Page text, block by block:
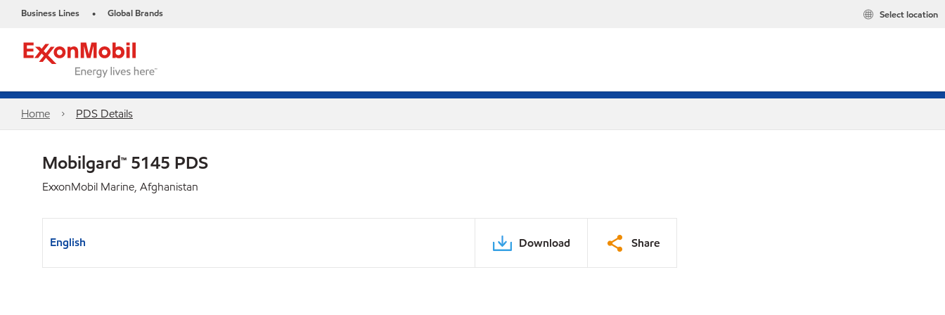
Business Lines • Global Brands Select location
Home PDS Details
Mobilgard™ 5145 PDS
ExxonMobil Marine, Afghanistan
English Download Share